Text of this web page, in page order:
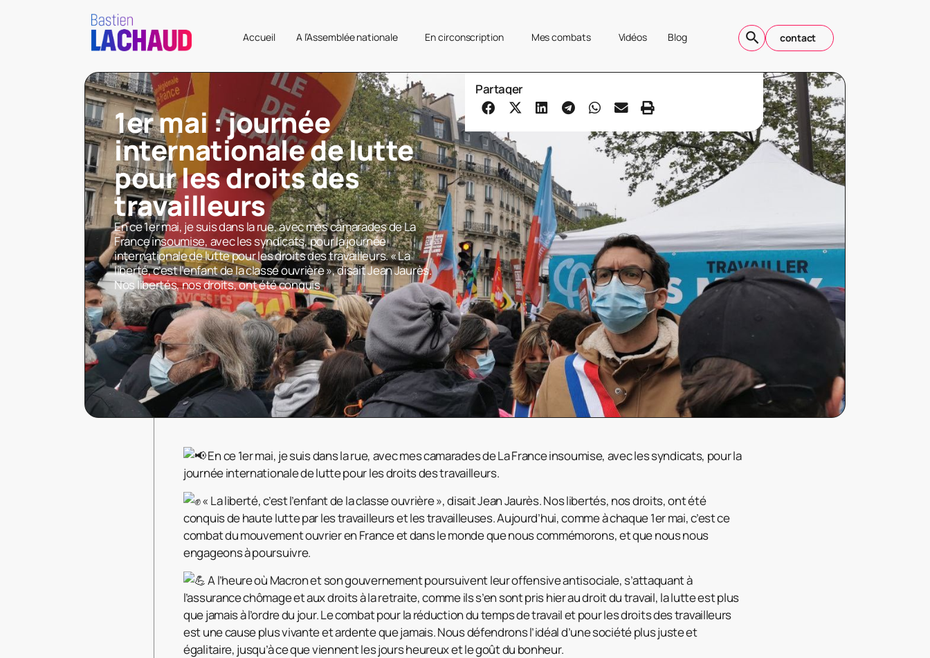
Accueil A l’Assemblée nationale En circonscription Mes combats Vidéos Blog contact
1er mai : journée
internationale de lutte
pour les droits des
travailleurs
En ce 1er mai, je suis dans la rue, avec mes camarades de La
France insoumise, avec les syndicats, pour la journée
internationale de lutte pour les droits des travailleurs. « La
liberté, c’est l’enfant de la classe ouvrière », disait Jean Jaurès.
Nos libertés, nos droits, ont été conquis
Partager
En ce 1er mai, je suis dans la rue, avec mes camarades de La France insoumise, avec les syndicats, pour la
journée internationale de lutte pour les droits des travailleurs.
« La liberté, c’est l’enfant de la classe ouvrière », disait Jean Jaurès. Nos libertés, nos droits, ont été
conquis de haute lutte par les travailleurs et les travailleuses. Aujourd’hui, comme à chaque 1er mai, c’est ce
combat du mouvement ouvrier en France et dans le monde que nous commémorons, et que nous nous
engageons à poursuivre.
A l’heure où Macron et son gouvernement poursuivent leur offensive antisociale, s’attaquant à
l’assurance chômage et aux droits à la retraite, comme ils s’en sont pris hier au droit du travail, la lutte est plus
que jamais à l’ordre du jour. Le combat pour la réduction du temps de travail et pour les droits des travailleurs
est une cause plus vivante et ardente que jamais. Nous défendrons l’idéal d’une société plus juste et
égalitaire, jusqu’à ce que viennent les jours heureux et le goût du bonheur.